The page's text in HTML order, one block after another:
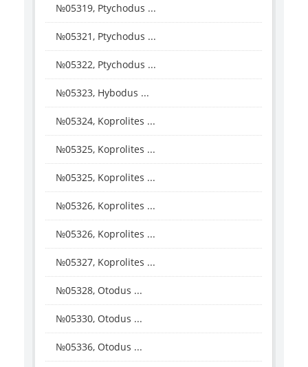
№05319, Ptychodus ...
№05321, Ptychodus ...
№05322, Ptychodus ...
№05323, Hybodus ...
№05324, Koprolites ...
№05325, Koprolites ...
№05325, Koprolites ...
№05326, Koprolites ...
№05326, Koprolites ...
№05327, Koprolites ...
№05328, Otodus ...
№05330, Otodus ...
№05336, Otodus ...